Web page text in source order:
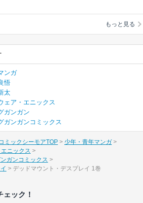
もっと見る
ンガ
悟
太
ェア・エニックス
ガンガン
ガンガンコミックス
ミックシーモアTOP
少年・青年マンガ
ニックス
ガンコミックス
デッドマウント・デスプレイ 1巻
ック！